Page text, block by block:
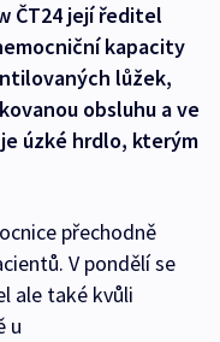
ČT24 její ředitel
kapacity
lůžek,
obsluhu a ve
úzké hrdlo, kterým
přechodně
V pondělí se
ale také kvůli
u